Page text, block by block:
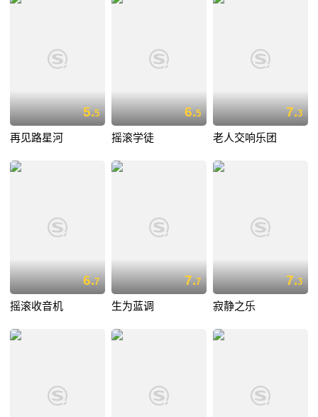
5.5
再见路星河
6.5
摇滚学徒
7.3
老人交响乐团
6.7
摇滚收音机
7.7
生为蓝调
7.3
寂静之乐